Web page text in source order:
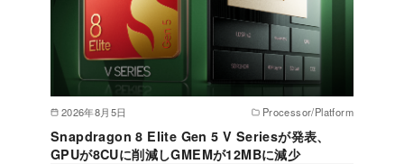
2026年8月5日 Processor/Platform
Snapdragon 8 Elite Gen 5 V Seriesが発表、
GPUが8CUに削減しGMEMが12MBに減少